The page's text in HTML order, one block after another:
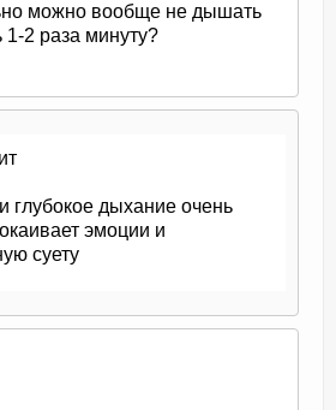
можно вообще не дышать
2 раза минуту?
глубокое дыхание очень
эмоции и
суету